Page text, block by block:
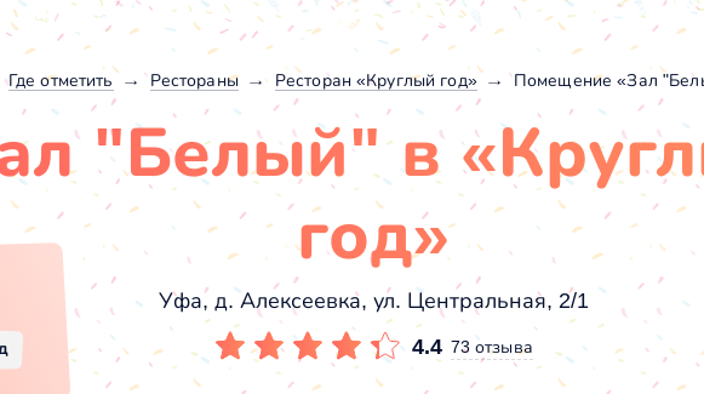
Где отметить Рестораны Ресторан «Круглый год» Помещение «Зал
"Белый" в
год»
Уфа, д. Алексеевка, ул. Центральная, 2/1
4.4 73 отзыва